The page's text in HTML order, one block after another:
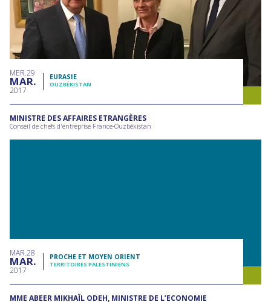
MER 29
MAR
2017
EURASIE
OUZBÉKISTAN
MINISTRE DES AFFAIRES ETRANGÈRES
Conseil de chefs d'entreprise France-Ouzbékistan
MAR 28
MAR
2017
PROCHE ET MOYEN ORIENT
TERRITOIRES PALESTINIENS
MME ABEER MIKHAÏL ODEH, MINISTRE DE L’ECONOMIE